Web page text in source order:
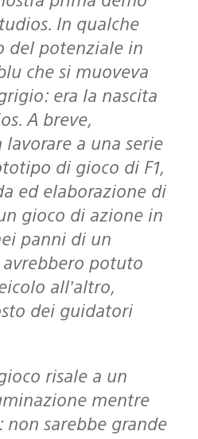
In qualche
del potenziale in
che si muoveva
era la nascita
A breve,
a una serie
di gioco di F1,
ed elaborazione di
gioco di azione in
panni di un
potuto
all’altro,
dei guidatori
mentre
non sarebbe grande